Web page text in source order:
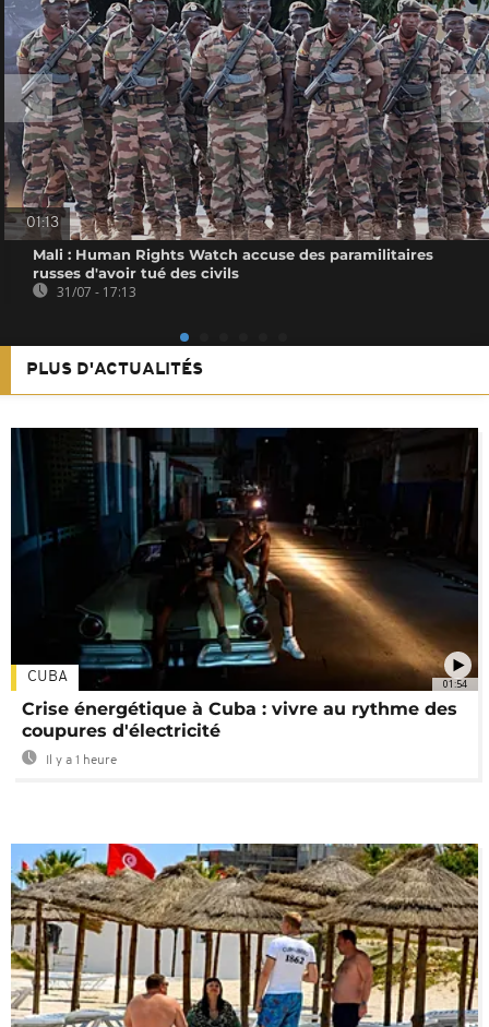
01:13
Mali : Human Rights Watch accuse des paramilitaires
russes d'avoir tué des civils
31/07 - 17:13
PLUS D'ACTUALITÉS
01:54
CUBA
Crise énergétique à Cuba : vivre au rythme des
coupures d'électricité
Il y a 1 heure